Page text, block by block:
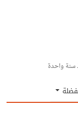
سنة واحدة